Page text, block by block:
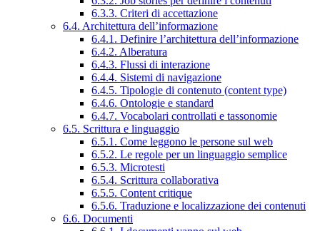
6.3.3. Criteri di accettazione
6.4. Architettura dell’informazione
6.4.1. Definire l’architettura dell’informazione
6.4.2. Alberatura
6.4.3. Flussi di interazione
6.4.4. Sistemi di navigazione
6.4.5. Tipologie di contenuto (content type)
6.4.6. Ontologie e standard
6.4.7. Vocabolari controllati e tassonomie
6.5. Scrittura e linguaggio
6.5.1. Come leggono le persone sul web
6.5.2. Le regole per un linguaggio semplice
6.5.3. Microtesti
6.5.4. Scrittura collaborativa
6.5.5. Content critique
6.5.6. Traduzione e localizzazione dei contenuti
6.6. Documenti